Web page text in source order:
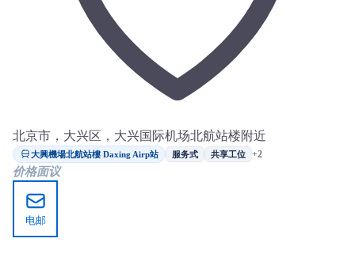
北京市，大兴区，大兴国际机场北航站楼附近
大興機場北航站樓 Daxing Airp站 服务式 共享工位 +2
价格面议
电邮